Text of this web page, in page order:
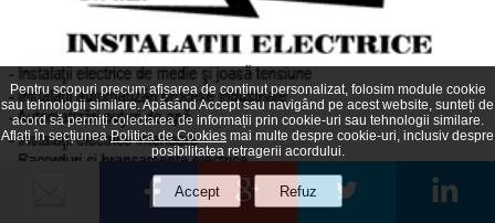
Pentru scopuri precum afișarea de conținut personalizat, folosim module cookie
sau tehnologii similare. Apăsând Accept sau navigând pe acest website, sunteți de
acord să permiți colectarea de informații prin cookie-uri sau tehnologii similare.
Aflați în secțiuneaPolitica de Cookies mai multe despre cookie-uri, inclusiv despre
posibilitatea retragerii acordului.